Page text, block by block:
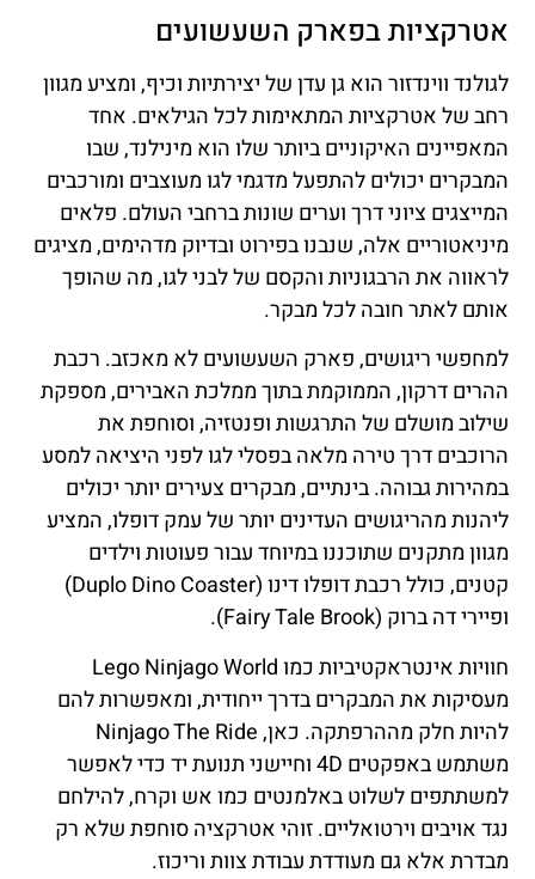
אטרקציות בפארק השעשועים
לגולנד ווינדזור הוא גן עדן של יצירתיות וכיף, ומציע מגוון
רחב של אטרקציות המתאימות לכל הגילאים. אחד
המאפיינים האיקוניים ביותר שלו הוא מינילנד, שבו
המבקרים יכולים להתפעל מדגמי לגו מעוצבים ומורכבים
המייצגים ציוני דרך וערים שונות ברחבי העולם. פלאים
מיניאטוריים אלה, שנבנו בפירוט ובדיוק מדהימים, מציגים
לראווה את הרבגוניות והקסם של לבני לגו, מה שהופך
אותם לאתר חובה לכל מבקר.
למחפשי ריגושים, פארק השעשועים לא מאכזב. רכבת
ההרים דרקון, הממוקמת בתוך ממלכת האבירים, מספקת
שילוב מושלם של התרגשות ופנטזיה, וסוחפת את
הרוכבים דרך טירה מלאה בפסלי לגו לפני היציאה למסע
במהירות גבוהה. בינתיים, מבקרים צעירים יותר יכולים
ליהנות מהריגושים העדינים יותר של עמק דופלו, המציע
מגוון מתקנים שתוכננו במיוחד עבור פעוטות וילדים
קטנים, כולל רכבת דופלו דינו (Duplo Dino Coaster)
ופיירי דה ברוק (Fairy Tale Brook).
חוויות אינטראקטיביות כמו Lego Ninjago World
מעסיקות את המבקרים בדרך ייחודית, ומאפשרות להם
להיות חלק מההרפתקה. כאן, Ninjago The Ride
משתמש באפקטים 4D וחיישני תנועת יד כדי לאפשר
למשתתפים לשלוט באלמנטים כמו אש וקרח, להילחם
נגד אויבים וירטואליים. זוהי אטרקציה סוחפת שלא רק
מבדרת אלא גם מעודדת עבודת צוות וריכוז.